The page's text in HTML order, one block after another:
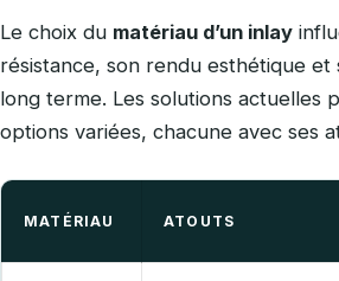
Le choix du matériau d’un inlay
résistance, son rendu esthétique
long terme. Les solutions actuelles
options variées, chacune avec ses
MATÉRIAU ATOUTS